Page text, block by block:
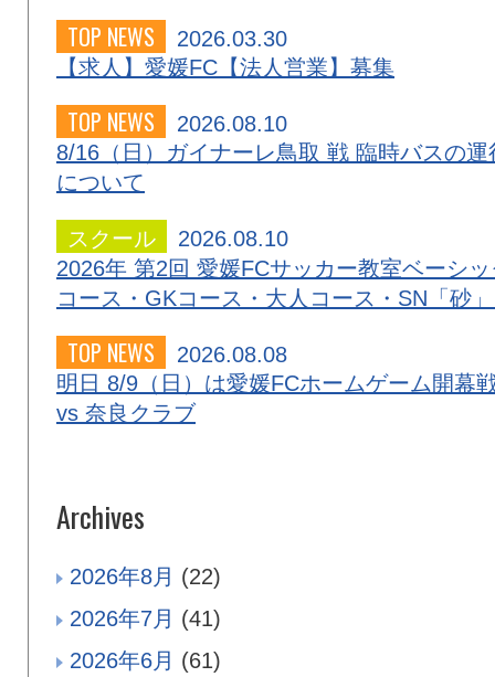
TOP NEWS
2026.03.30
【求人】愛媛FC【法人営業】募集
TOP NEWS
2026.08.10
8/16（日）ガイナーレ鳥取 戦 臨時バスの運
について
スクール
2026.08.10
2026年 第2回 愛媛FCサッカー教室ベーシッ
コース・GKコース・大人コース・SN「砂
TOP NEWS
2026.08.08
明日 8/9（日）は愛媛FCホームゲーム開幕
vs 奈良クラブ
Archives
2026年8月 (22)
2026年7月 (41)
2026年6月 (61)